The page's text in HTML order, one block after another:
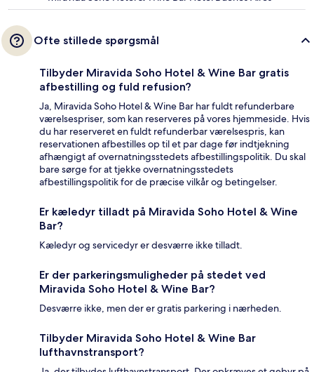
Ofte stillede spørgsmål
Tilbyder Miravida Soho Hotel & Wine Bar gratis
afbestilling og fuld refusion?
Ja, Miravida Soho Hotel & Wine Bar har fuldt refunderbare
værelsespriser, som kan reserveres på vores hjemmeside. Hvis
du har reserveret en fuldt refunderbar værelsespris, kan
reservationen afbestilles op til et par dage før indtjekning
afhængigt af overnatningsstedets afbestillingspolitik. Du skal
bare sørge for at tjekke overnatningsstedets
afbestillingspolitik for de præcise vilkår og betingelser.
Er kæledyr tilladt på Miravida Soho Hotel & Wine
Bar?
Kæledyr og servicedyr er desværre ikke tilladt.
Er der parkeringsmuligheder på stedet ved
Miravida Soho Hotel & Wine Bar?
Desværre ikke, men der er gratis parkering i nærheden.
Tilbyder Miravida Soho Hotel & Wine Bar
lufthavnstransport?